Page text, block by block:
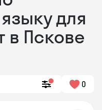
для
в Пскове
0